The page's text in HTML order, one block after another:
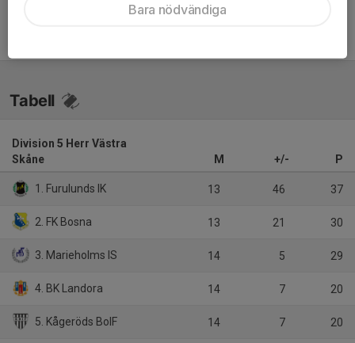
Tabell
Division 5 Herr Västra
Skåne
M +/- P
1. Furulunds IK 13 46 37
2. FK Bosna 13 21 30
3. Marieholms IS 14 5 29
4. BK Landora 14 7 20
5. Kågeröds BoIF 14 7 20
Bara nödvändiga